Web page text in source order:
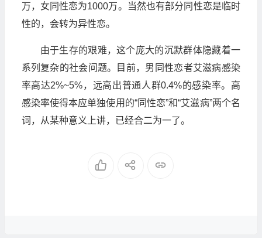
万，女同性恋为1000万。当然也有部分同性恋是临时
性的，会转为异性恋。
由于生存的艰难，这个庞大的沉默群体隐藏着一
系列复杂的社会问题。目前，男同性恋者艾滋病感染
率高达2%~5%，远高出普通人群0.4%的感染率。高
感染率使得本应单独使用的“同性恋”和“艾滋病”两个名
词，从某种意义上讲，已经合二为一了。